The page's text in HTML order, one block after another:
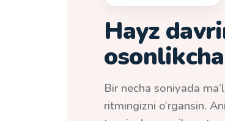
Hayz
Bir necha soniyada
ritmingizni o‘rgansin.